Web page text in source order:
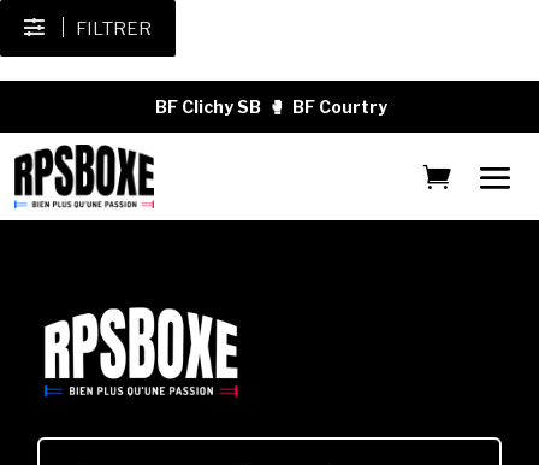
FILTRER
BF Clichy SB 🥊 BF Courtry